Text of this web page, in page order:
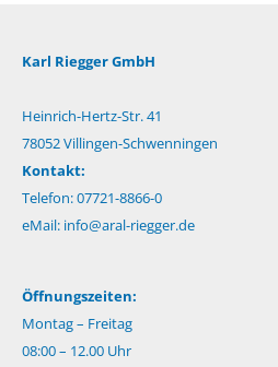
Karl Riegger GmbH
Heinrich-Hertz-Str. 41
78052 Villingen-Schwenningen
Kontakt:
Telefon: 07721-8866-0
eMail: info@aral-riegger.de
Öffnungszeiten:
Montag – Freitag
08:00 – 12.00 Uhr